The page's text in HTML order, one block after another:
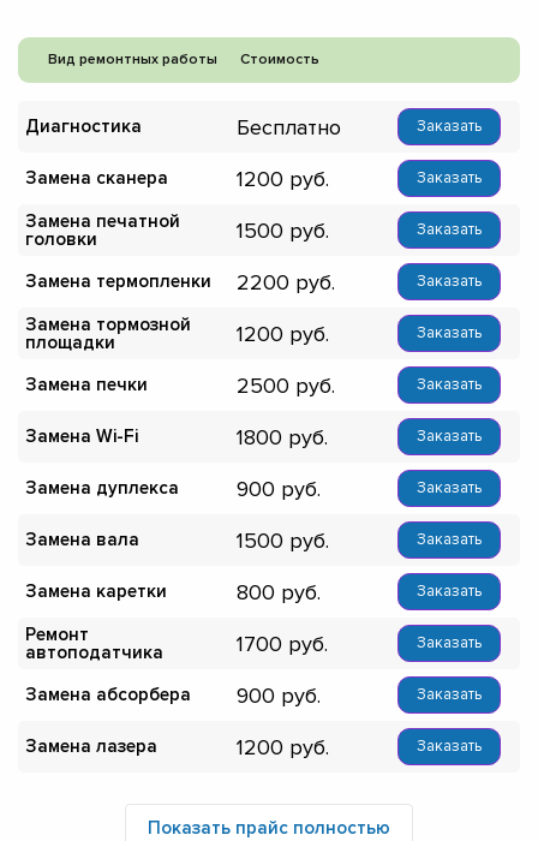
Вид ремонтных работы Стоимость
Диагностика Бесплатно Заказать
Замена сканера 1200 Заказать
Замена печатной
головки
1500 Заказать
Замена термопленки 2200 Заказать
Замена тормозной
площадки
1200 Заказать
Замена печки 2500 Заказать
Замена Wi-Fi 1800 Заказать
Замена дуплекса 900 Заказать
Замена вала 1500 Заказать
Замена каретки 800 Заказать
Ремонт
автоподатчика
1700 Заказать
Замена абсорбера 900 Заказать
Замена лазера 1200 Заказать
Показать прайс полностью